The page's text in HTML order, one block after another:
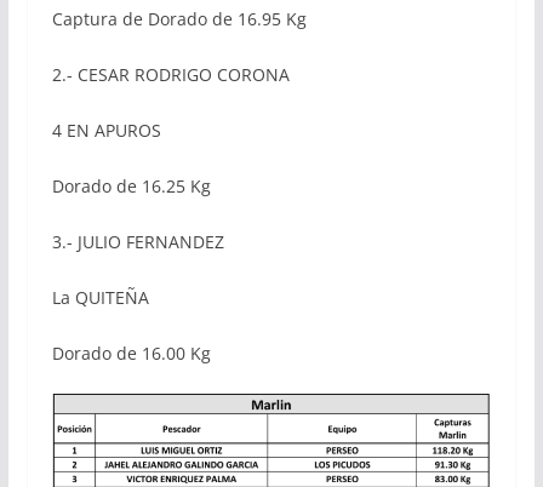
Captura de Dorado de 16.95 Kg
2.- CESAR RODRIGO CORONA
4 EN APUROS
Dorado de 16.25 Kg
3.- JULIO FERNANDEZ
La QUITEÑA
Dorado de 16.00 Kg